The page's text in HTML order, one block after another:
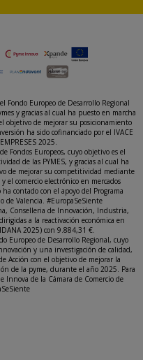
Fondo Europeo de Desarrollo Regional
y gracias al cual ha puesto en marcha
de mejorar su posicionamiento
ha sido cofinanciado por el IVACE
2025.
Fondos Europeos, cuyo objetivo es el
de las PYMES, y gracias al cual ha
de mejorar su competitividad mediante
comercio electrónico en mercados
contado con el apoyo del Programa
de Valencia. #EuropaSeSiente
Conselleria de Innovación, Industria,
a la reactivación económica en
2025) con 9.884,31 €.
Europeo de Desarrollo Regional, cuyo
y una investigación de calidad,
Acción con el objetivo de mejorar la
de la pyme, durante el año 2025. Para
Innova de la Cámara de Comercio de